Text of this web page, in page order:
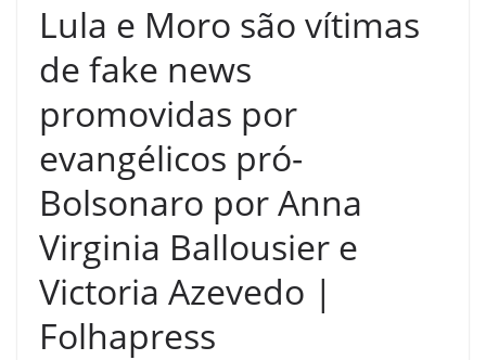
Lula e Moro são vítimas
de fake news
promovidas por
evangélicos pró-
Bolsonaro por Anna
Virginia Ballousier e
Victoria Azevedo |
Folhapress